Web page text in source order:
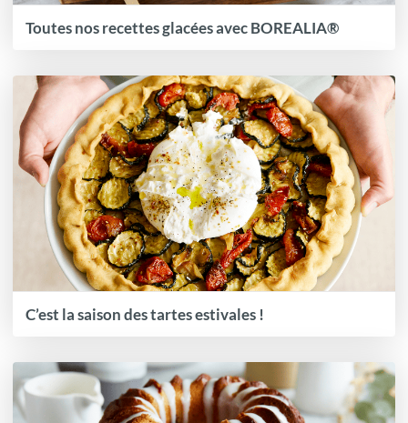
Toutes nos recettes glacées avec BOREALIA®
C’est la saison des tartes estivales !